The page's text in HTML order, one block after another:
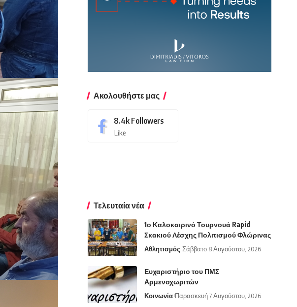
Ακολουθήστε μας
8.4k Followers
Like
Τελευταία νέα
1ο Καλοκαιρινό Τουρνουά Rapid
Σκακιού Λέσχης Πολιτισμού Φλώρινας
Αθλητισμός Σάββατο 8 Αυγούστου, 2026
Ευχαριστήριο του ΠΜΣ
Αρμενοχωριτών
Κοινωνία Παρασκευή 7 Αυγούστου, 2026